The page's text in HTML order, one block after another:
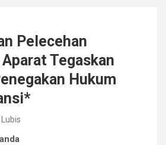
Pelecehan
Tegaskan
Hukum